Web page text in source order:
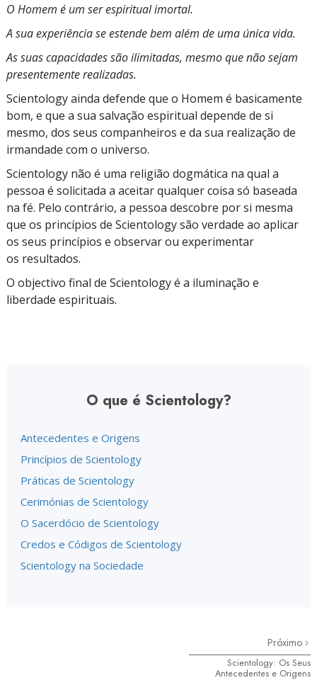
O Homem é um ser espiritual imortal.
A sua experiência se estende bem além de uma única vida.
As suas capacidades são ilimitadas, mesmo que não sejam
presentemente realizadas.
Scientology ainda defende que o Homem é basicamente
bom, e que a sua salvação espiritual depende de si
mesmo, dos seus companheiros e da sua realização de
irmandade com o universo.
Scientology não é uma religião dogmática na qual a
pessoa é solicitada a aceitar qualquer coisa só baseada
na fé. Pelo contrário, a pessoa descobre por si mesma
que os princípios de Scientology são verdade ao aplicar
os seus princípios e observar ou experimentar
os resultados.
O objectivo final de Scientology é a iluminação e
liberdade espirituais.
O que é Scientology?
Antecedentes e Origens
Princípios de Scientology
Práticas de Scientology
Cerimónias de Scientology
O Sacerdócio de Scientology
Credos e Códigos de Scientology
Scientology na Sociedade
Próximo
Scientology: Os Seus
Antecedentes e Origens